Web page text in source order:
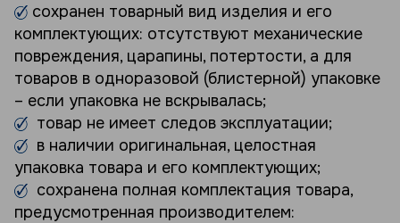
сохранен товарный вид изделия и его
комплектующих: отсутствуют механические
повреждения, царапины, потертости, а для
товаров в одноразовой (блистерной) упаковке
– если упаковка не вскрывалась;
товар не имеет следов эксплуатации;
в наличии оригинальная, целостная
упаковка товара и его комплектующих;
сохранена полная комплектация товара,
предусмотренная производителем: